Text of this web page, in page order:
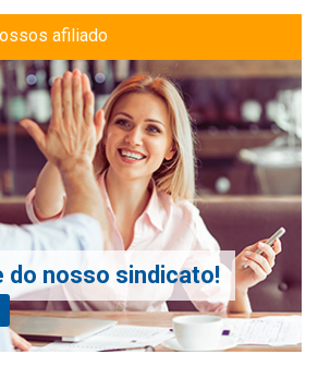
afiliado
do nosso sindicato!